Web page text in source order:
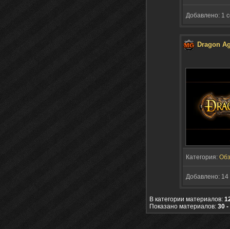
Добавлено: 1
Dragon
Категория:
Добавлено:
В категории материалов:
Показано материалов: 30 -